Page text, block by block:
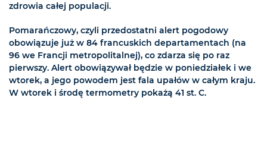
zdrowia całej populacji.
Pomarańczowy, czyli przedostatni alert pogodowy
obowiązuje już w 84 francuskich departamentach (na
96 we Francji metropolitalnej), co zdarza się po raz
pierwszy. Alert obowiązywał będzie w poniedziałek i we
wtorek, a jego powodem jest fala upałów w całym kraju.
W wtorek i środę termometry pokażą 41 st. C.